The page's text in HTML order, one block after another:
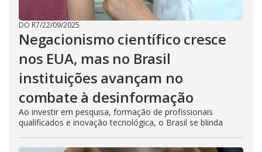
DO R7/22/09/2025
Negacionismo científico cresce
nos EUA, mas no Brasil
instituições avançam no
combate à desinformação
Ao investir em pesquisa, formação de profissionais
qualificados e inovação tecnológica, o Brasil se blinda